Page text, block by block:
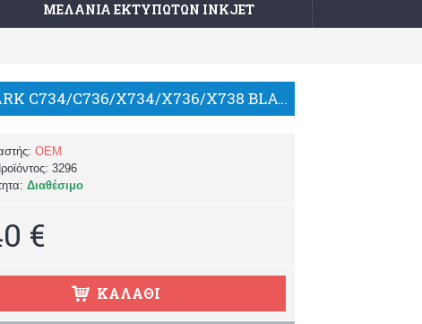
ΜΕΛΆΝΙΑ ΕΚΤΥΠΩΤΏΝ INKJET
LEXMARK C734/C736/X734/X736/X738 BLACK C734A1KG ΣΥΜΒΑΤΟ TONER/TH
OEM
3296
Διαθέσιμο
€
ΚΑΛΆΘΙ